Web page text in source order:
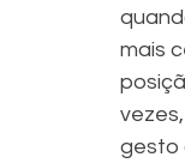
mais
gesto